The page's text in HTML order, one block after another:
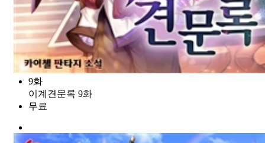
9화
이계견문록 9화
무료